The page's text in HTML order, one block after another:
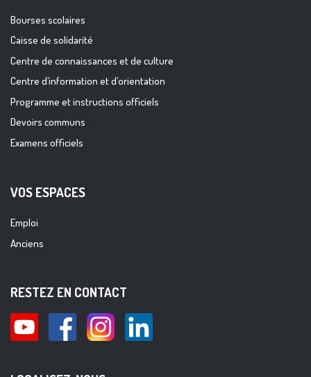
Bourses scolaires
Caisse de solidarité
Centre de connaissances et de culture
Centre d’information et d’orientation
Programme et instructions officiels
Devoirs communs
Examens officiels
VOS ESPACES
Emploi
Anciens
RESTEZ EN CONTACT